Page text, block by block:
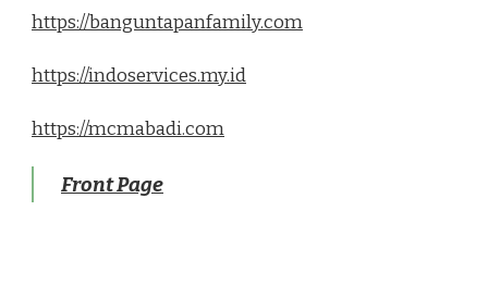
https://banguntapanfamily.com
https://indoservices.my.id
https://mcmabadi.com
Front Page